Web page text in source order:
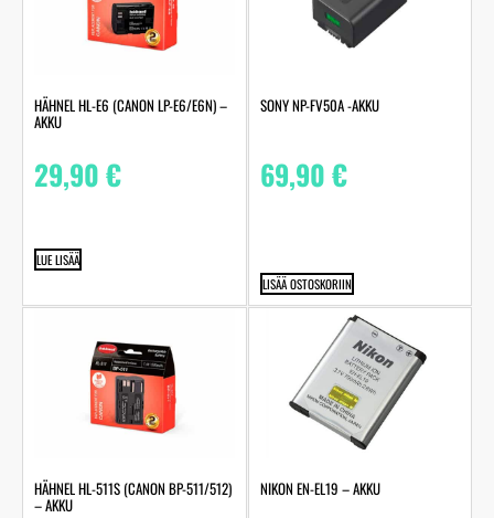
HÄHNEL HL-E6 (CANON LP-E6/E6N) –
AKKU
29,90€
LUE LISÄÄ
SONY NP-FV50A -AKKU
69,90€
LISÄÄ OSTOSKORIIN
HÄHNEL HL-511S (CANON BP-511/512)
– AKKU
NIKON EN-EL19 – AKKU